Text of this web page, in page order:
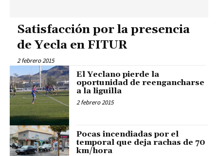
Satisfacción por la presencia
de Yecla en FITUR
2 febrero 2015
El Yeclano pierde la
oportunidad de reengancharse
a la liguilla
2 febrero 2015
Pocas incendiadas por el
temporal que deja rachas de 70
km/hora